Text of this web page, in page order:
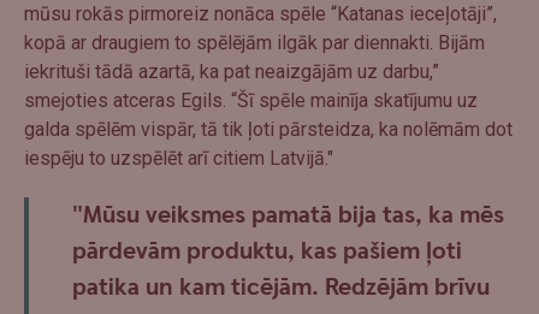
mūsu rokās pirmoreiz nonāca spēle “Katanas ieceļotāji”,
kopā ar draugiem to spēlējām ilgāk par diennakti. Bijām
iekrituši tādā azartā, ka pat neaizgājām uz darbu,”
smejoties atceras Egils. “Šī spēle mainīja skatījumu uz
galda spēlēm vispār, tā tik ļoti pārsteidza, ka nolēmām dot
iespēju to uzspēlēt arī citiem Latvijā."
"Mūsu veiksmes pamatā bija tas, ka mēs
pārdevām produktu, kas pašiem ļoti
patika un kam ticējām. Redzējām brīvu